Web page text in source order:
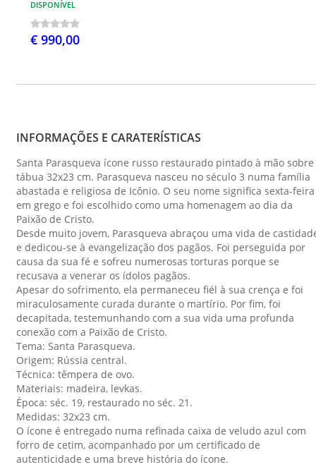
DISPONÍVEL
€ 990,00
INFORMAÇÕES E CARATERÍSTICAS
Santa Parasqueva ícone russo restaurado pintado à mão sobre
tábua 32x23 cm. Parasqueva nasceu no século 3 numa família
abastada e religiosa de Icônio. O seu nome significa sexta-feira
em grego e foi escolhido como uma homenagem ao dia da
Paixão de Cristo.
Desde muito jovem, Parasqueva abraçou uma vida de
e dedicou-se à evangelização dos pagãos. Foi perseguida por
causa da sua fé e sofreu numerosas torturas porque se
recusava a venerar os ídolos pagãos.
Apesar do sofrimento, ela permaneceu fiél à sua crença e foi
miraculosamente curada durante o martírio. Por fim, foi
decapitada, testemunhando com a sua vida uma profunda
conexão com a Paixão de Cristo.
Tema: Santa Parasqueva.
Origem: Rússia central.
Técnica: têmpera de ovo.
Materiais: madeira, levkas.
Época: séc. 19, restaurado no séc. 21.
Medidas: 32x23 cm.
O ícone é entregado numa refinada caixa de veludo azul com
forro de cetim, acompanhado por um certificado de
autenticidade e uma breve história do ícone.